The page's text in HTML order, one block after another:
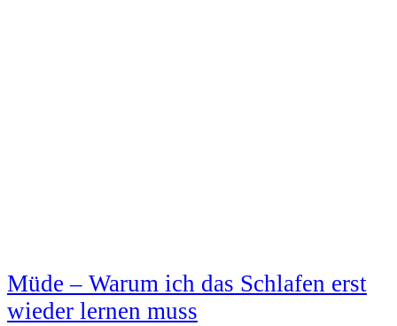
Müde – Warum ich das Schlafen erst
wieder lernen muss